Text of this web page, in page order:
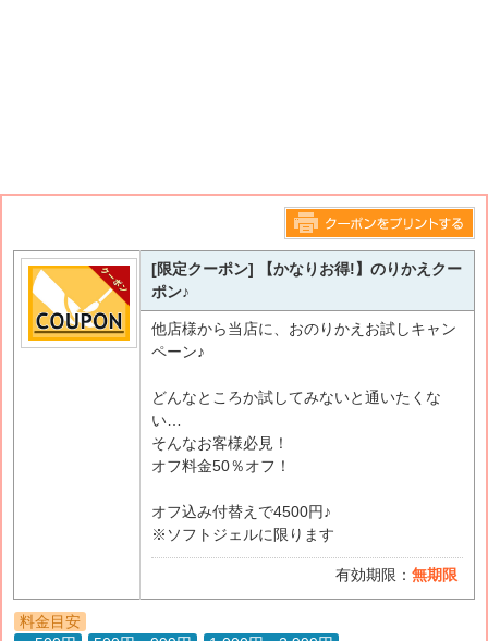
このページをプリントする
[限定クーポン] 【かなりお得!】のりかえクー
ポン♪
他店様から当店に、おのりかえお試しキャン
ペーン♪
どんなところか試してみないと通いたくな
い…
そんなお客様必見！
オフ料金50％オフ！
オフ込み付替えで4500円♪
※ソフトジェルに限ります
有効期限： 無期限
料金目安